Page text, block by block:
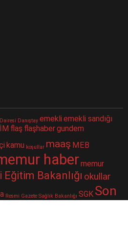
Dairesi Danıştay emekliemekli sandığı
flaş flaşhabergundem
kamu koşullar maaş MEB
habermemur
Eğitim Bakanlığı okullar
Resmi Gazete Sağlık Bakanlığı SGK Son